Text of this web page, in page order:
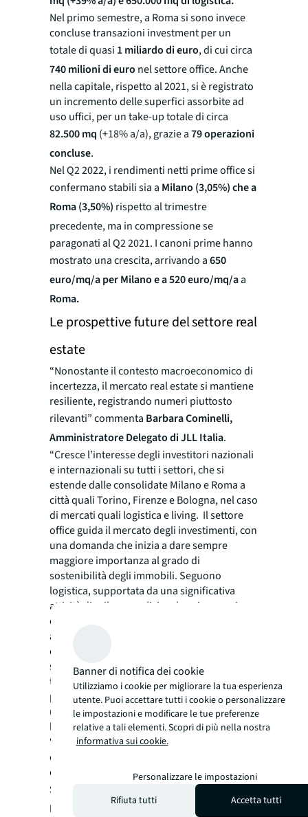
Nel primo semestre, a Roma si sono invece
concluse transazioni investment per un
totale di quasi 1 miliardo di euro, di cui circa
740 milioni di euro nel settore office. Anche
nella capitale, rispetto al 2021, si è registrato
un incremento delle superfici assorbite ad
uso uffici, per un take-up totale di circa
82.500 mq (+18% a/a), grazie a79 operazioni
concluse.
Nel Q2 2022, i rendimenti netti prime office si
confermano stabili sia a Milano (3,05%) che a
Roma (3,50%) rispettoal trimestre
precedente,ma in compressione se
paragonati al Q2 2021. I canoni prime hanno
mostrato una crescita, arrivando a650
euro/mq/a per Milano e a 520 euro/mq/aa
Roma.
Le prospettive future del settore real
estate
“Nonostante il contesto macroeconomico di
incertezza, il mercato real estate si mantiene
resiliente, registrando numeri piuttosto
rilevanti” commenta Barbara Cominelli,
Amministratore Delegato di JLL Italia.
“Cresce l’interesse degli investitori nazionali
e internazionali su tutti i settori, che si
estende dalle consolidate Milano e Roma a
città quali Torino, Firenze e Bologna, nel caso
di mercati quali logistica e living. Il settore
office guida il mercato degli investimenti, con
una domanda che inizia a dare sempre
maggiore importanza al grado di
sostenibilità degli immobili. Seguono
logistica, supportata da una significativa
attività di sviluppo, e living, la cui espansione
è anche legata alle nuove forme dell’abitare e
allo sviluppo di soluzioni Build-to-Rent (BTR)
e Build-to-Sell (BTS). In ripresa anche il
settore alberghiero, grazie alla ripartenza del
turismo e al forte e crescente interesse da
parte degli investitori per location Resort. Da
ultimo, il retail la cui crescita prosegue più
lenta, ma costante”.
“Dal lato degli occupiers prevediamo una
chiusura positiva per il 2022, sia per il settore
office che per la logistica”commenta
Stefania Campagna
Head of Markets di JLL
Italia
“Nel mercato degli uffici riscontriamo
Banner di notifica dei cookie
Utilizziamo i cookie per migliorare la tua esperienza
utente. Puoi accettare tutti i cookie o personalizzare
le impostazioni e modificare le tue preferenze
relative a tali elementi. Scopri di più nella nostra
informativa sui cookie.
Personalizzare le impostazioni
Rifiuta tutti
Accetta tutti